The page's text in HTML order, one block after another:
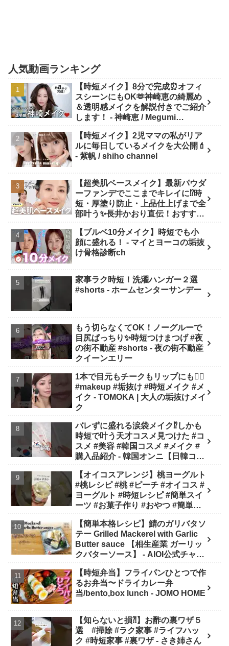
人気動画ランキング
【時短メイク】8分で完成⏰オフィ
スシーンにもOK🫶神崎恵の綺麗め
＆透明感メイクを解説付きでご紹介
します！ - 神崎恵 / Megumi
【時短メイク】2児ママの私がリア
ルに毎日しているメイクを大公開💄
- 紫帆 / shiho channel
【超美肌ベースメイク】最新パウダ
ーファンデでここまでキレイに⁉️時
短・厚塗り防止・上品仕上げまで全
部叶う✨長井かおり直伝！おすすめ
方”を徹底解説💡 - 長井かおり | おし
ゃべりメイクBOX
【ブルベ10分メイク】時短でも小
顔に盛れる！ - マイとヨーコの垢抜
け骨格診断ch
家事ラク時短！洗濯ハンガー２選
#shorts - ホームセンターサンデー
もう切らなくてOK！ノーグルーで
目尻ぱっちり✨時短つけまつげ #夜
の街不動産 #shorts - 夜の街不動産
クイーンエリー
1本で目元もチークもリップにも❤️‍🔥
#makeup #垢抜け #時短メイク #メ
イク - TOMOKA | 大人の垢抜けメイ
ク
バレずに盛れる涙袋メイク⁉︎しかも
時短で叶う天才コスメ見つけた #コ
スメ #美容 #韓国コスメ #メイク #
購入品紹介 - 韓国オンニ【日韓コス
【オイコスアレンジ】桃ヨーグルト
#桃レシピ #桃 #ピーチ #オイコス #
ヨーグルト #時短レシピ #簡単スイ
ーツ #お菓子作り #おやつ #簡単レ
cooking(BOTTA SWEETS)
【簡単本格レシピ】鯖のガリバタソ
テー Grilled Mackerel with Garlic
Butter sauce 【相生産業 ガーリッ
クバターソース】 - AIOI公式チャン
【時短弁当】フライパンひとつで作
るお弁当〜ドライカレー弁
当/bento,box lunch - JOMO HOME
【知らないと損⁈】お酢の裏ワザ５
選 #掃除 #ラク家事 #ライフハッ
ク #時短家事 #裏ワザ - さき姉さん